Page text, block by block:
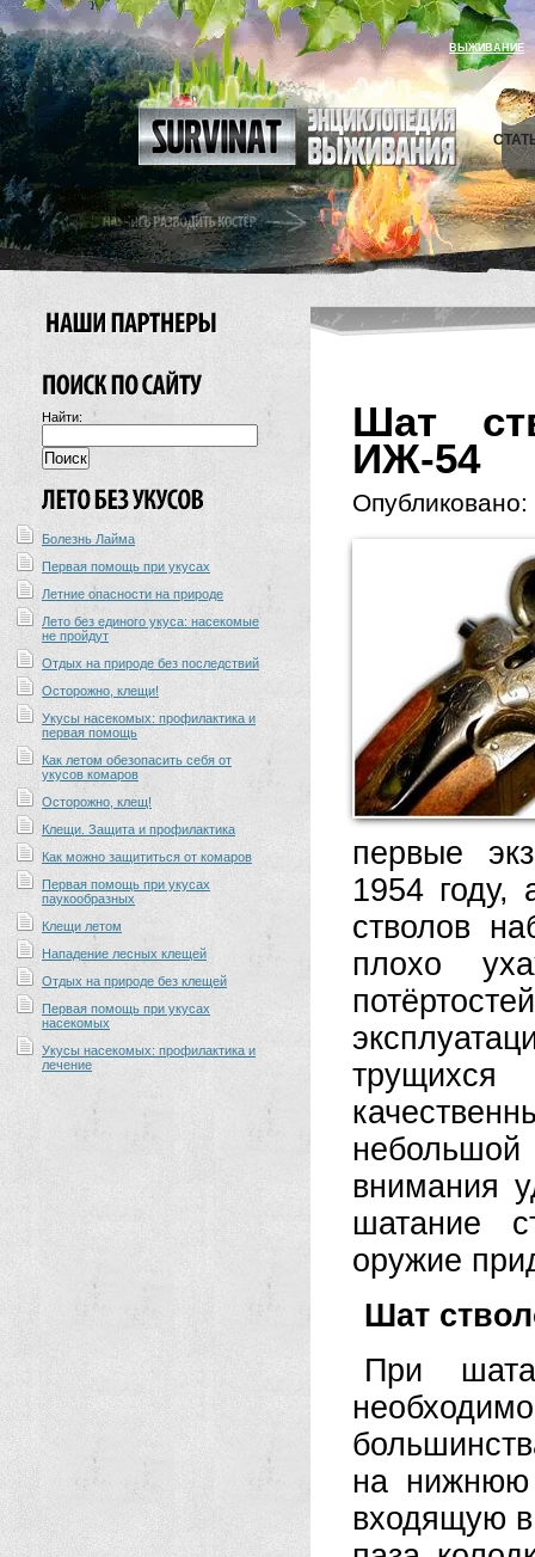
ВЫЖИВАНИЕ
Найти:
Болезнь Лайма
Первая помощь при укусах
Летние опасности на природе
Лето без единого укуса: насекомые
не пройдут
Отдых на природе без последствий
Осторожно, клещи!
Укусы насекомых: профилактика и
первая помощь
Как летом обезопасить себя от
укусов комаров
Осторожно, клещ!
Клещи. Защита и профилактика
Как можно защититься от комаров
Первая помощь при укусах
паукообразных
Клещи летом
Нападение лесных клещей
Отдых на природе без клещей
Первая помощь при укусах
насекомых
Укусы насекомых: профилактика и
лечение
Шат
ИЖ-54
Опубликовано:
первые
1954
стволов
плохо
внимания
шатание
оружие
Шат
При
на нижнюю
входящую